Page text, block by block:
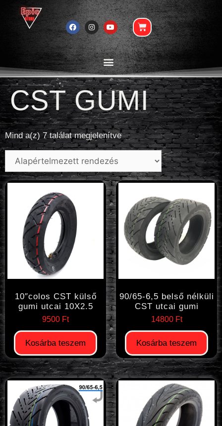
CST GUMI
Mind a(z) 7 találat megjelenítve
10″colos CST külső
gumi utcai 10X2.5
9500 Ft
Kosárba teszem
90/65-6,5 belső nélküli
CST utcai gumi
14800 Ft
Kosárba teszem